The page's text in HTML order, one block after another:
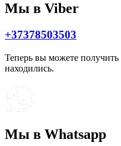
Мы в Viber
+37378503503
Теперь вы можете
находились.
Мы в Whatsapp